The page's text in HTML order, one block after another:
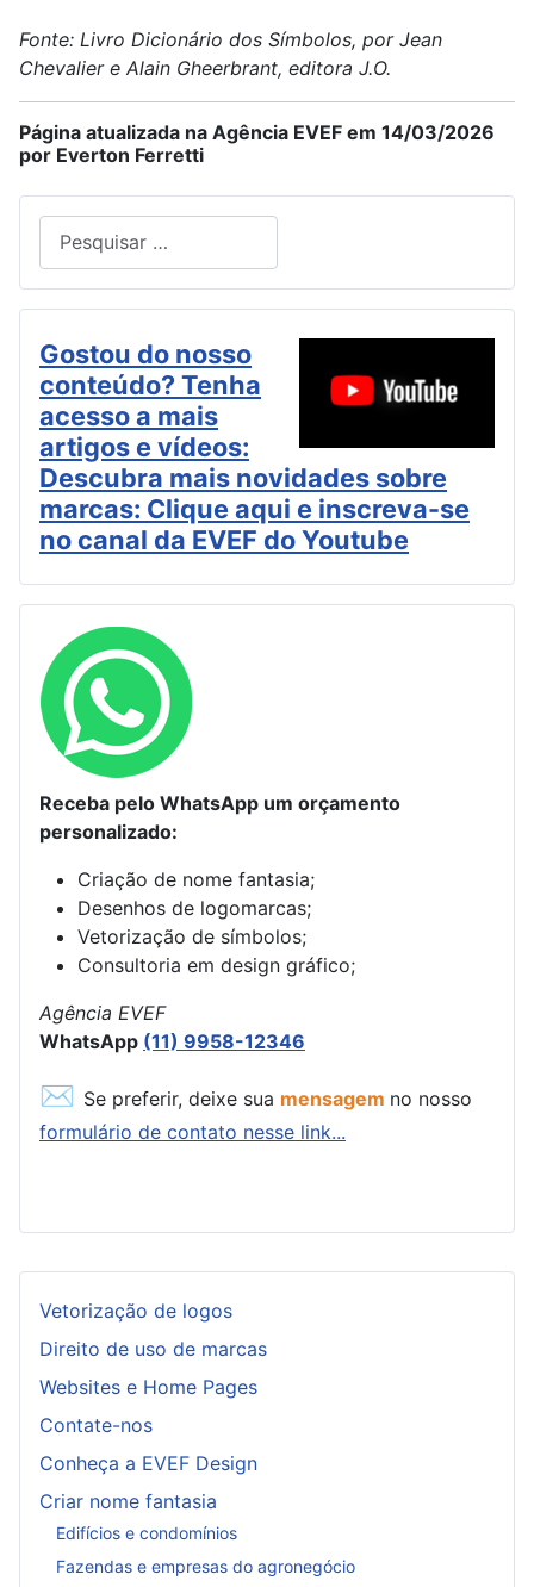
Vetorização de logos
Direito de uso de marcas
Websites e Home Pages
Contate-nos
Conheça a EVEF Design
Criar nome fantasia
Edifícios e condomínios
Fazendas e empresas do agronegócio
Fonte: Livro Dicionário dos Símbolos, por Jean
Chevalier e Alain Gheerbrant, editora J.O.
Página atualizada na Agência EVEF em 14/03/2026
por Everton Ferretti
Type 2 or more characters for results.
Gostou do nosso
conteúdo? Tenha
acesso a mais
artigos e vídeos:
Descubra mais novidades sobre
marcas: Clique aqui e inscreva-se
no canal da EVEF do Youtube
Receba pelo WhatsApp um orçamento
personalizado:
Criação de nome fantasia;
Desenhos de logomarcas;
Vetorização de símbolos;
Consultoria em design gráfico;
Agência EVEF
WhatsApp (11) 9958-12346
✉ Se preferir, deixe sua mensagem no nosso
formulário de contato nesse link...